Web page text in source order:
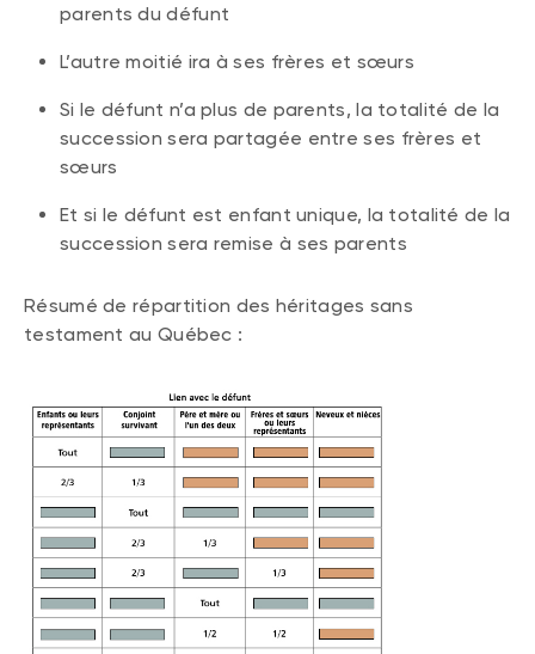
parents du défunt
L’autre moitié ira à ses frères et sœurs
Si le défunt n’a plus de parents, la totalité de la
succession sera partagée entre ses frères et
sœurs
Et si le défunt est enfant unique, la totalité de la
succession sera remise à ses parents
Résumé de répartition des héritages sans
testament au Québec :